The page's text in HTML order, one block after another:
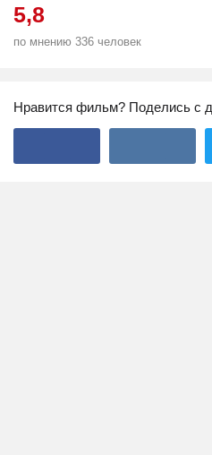
5,8
по мнению 336 человек
Нравится фильм? Поделись с